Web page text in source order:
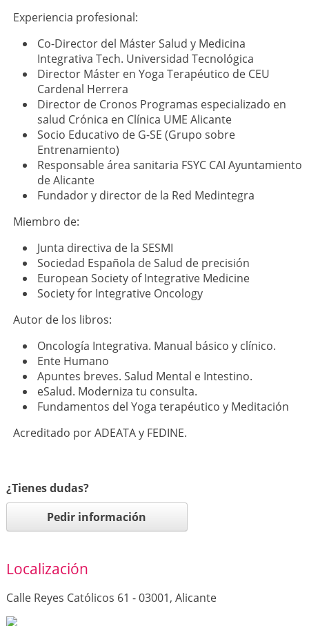
Experiencia profesional:
Co-Director del Máster Salud y Medicina
Integrativa Tech. Universidad Tecnológica
Director Máster en Yoga Terapéutico de CEU
Cardenal Herrera
Director de Cronos Programas especializado en
salud Crónica en Clínica UME Alicante
Socio Educativo de G-SE (Grupo sobre
Entrenamiento)
Responsable área sanitaria FSYC CAI Ayuntamiento
de Alicante
Fundador y director de la Red Medintegra
Miembro de:
Junta directiva de la SESMI
Sociedad Española de Salud de precisión
European Society of Integrative Medicine
Society for Integrative Oncology
Autor de los libros:
Oncología Integrativa. Manual básico y clínico.
Ente Humano
Apuntes breves. Salud Mental e Intestino.
eSalud. Moderniza tu consulta.
Fundamentos del Yoga terapéutico y Meditación
Acreditado por ADEATA y FEDINE.
¿Tienes dudas?
Pedir información
Localización
Calle Reyes Católicos 61 - 03001, Alicante